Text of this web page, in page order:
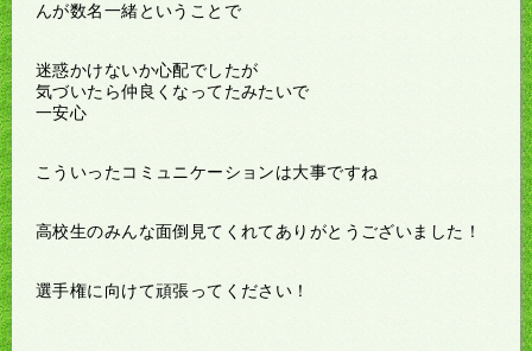
んが数名一緒ということで
迷惑かけないか心配でしたが
気づいたら仲良くなってたみたいで
一安心
こういったコミュニケーションは大事ですね
高校生のみんな面倒見てくれてありがとうございました！
選手権に向けて頑張ってください！